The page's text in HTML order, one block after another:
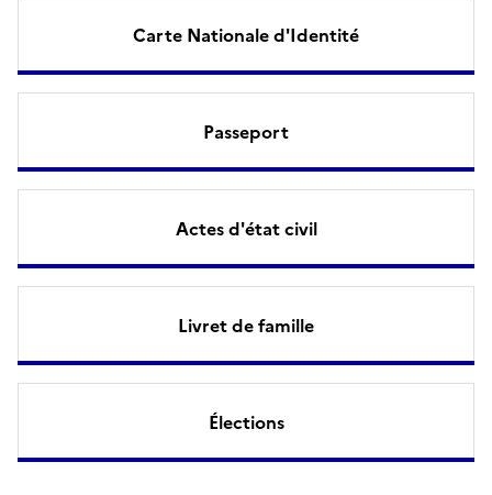
Carte Nationale d'Identité
Passeport
Actes d'état civil
Livret de famille
Élections